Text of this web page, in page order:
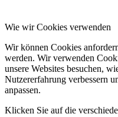
Wie wir Cookies verwenden
Wir können Cookies
werden. Wir verwenden
unsere Websites besuchen,
Nutzererfahrung verbessern
anpassen.
Klicken Sie auf die